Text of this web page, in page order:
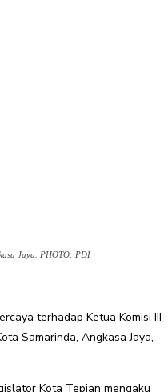
Jaya. PHOTO: PDI
terhadap Ketua Komisi III
Samarinda, Angkasa Jaya,
Kota Tepian mengaku